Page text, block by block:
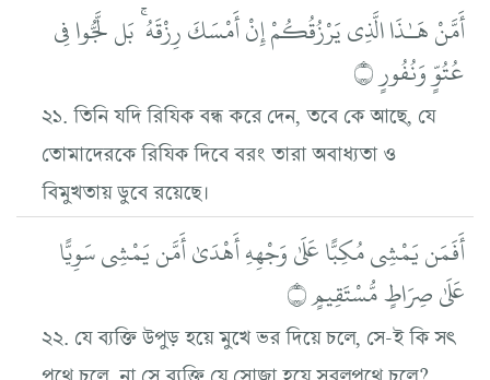
أَمَّنْ هَـٰذَا الَّذِي يَرْزُقُكُمْ إِنْ أَمْسَكَ رِزْقَهُ ۚ بَل لَّجُّوا فِي
عُتُوٍّ وَنُفُورٍ ۝
২১. তিনি যদি রিযিক বন্ধ করে দেন, তবে কে আছে, যে
তোমাদেরকে রিযিক দিবে বরং তারা অবাধ্যতা ও
বিমুখতায় ডুবে রয়েছে।
أَفَمَن يَمْشِي مُكِبًّا عَلَىٰ وَجْهِهِ أَهْدَىٰ أَمَّن يَمْشِي سَوِيًّا
عَلَىٰ صِرَاطٍ مُّسْتَقِيمٍ ۝
২২. যে ব্যক্তি উপুড় হয়ে মুখে ভর দিয়ে চলে, সে-ই কি সৎ
পথে চলে, না সে ব্যক্তি যে সোজা হয়ে সরলপথে চলে?